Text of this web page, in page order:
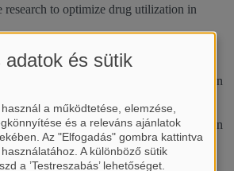
to optimize drug utilization in
the effect of different gravity levels on
of drugs: a systematic
the effect of different gravity levels on
of drugs in animal
and meta-analysis
adatok és sütik
a működtetése, elemzése,
és a releváns ajánlatok
Az "Elfogadás" gombra kattintva
A különböző sütik
a ’Testreszabás’ lehetőséget.